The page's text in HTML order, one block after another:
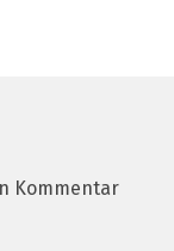
Kommentar